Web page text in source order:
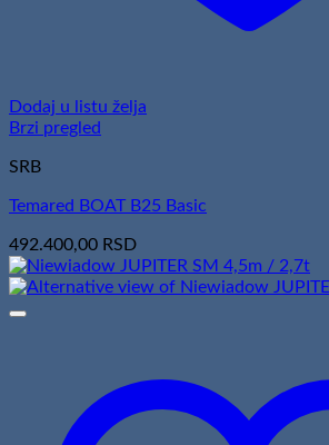
Dodaj u listu želja
Brzi pregled
SRB
Temared BOAT B25 Basic
492.400,00 RSD